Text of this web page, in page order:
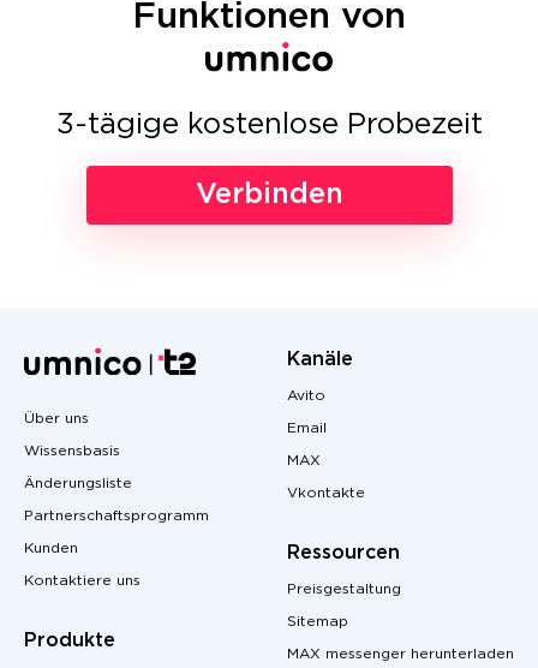
Funktionen von
3-tägige kostenlose Probezeit
Verbinden
Über uns
Wissensbasis
Änderungsliste
Partnerschaftsprogramm
Kunden
Kontaktiere uns
Produkte
Kanäle
Avito
Email
MAX
Vkontakte
Ressourcen
Preisgestaltung
Sitemap
MAX messenger herunterladen